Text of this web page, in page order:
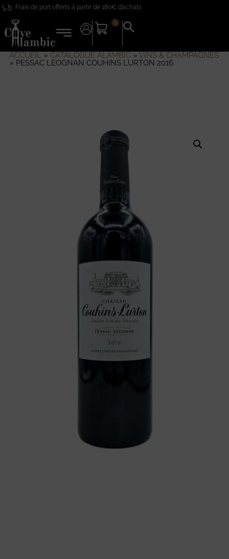
Frais de port offerts à partir de 180€ d’achats
0
Search
for:
ACCUEIL» CATALOGUE ALAMBIC» VINS & CHAMPAGNES
» PESSAC LEOGNAN COUHINS LURTON 2016